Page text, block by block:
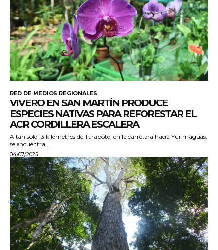
RED DE MEDIOS REGIONALES
VIVERO EN SAN MARTÍN PRODUCE
ESPECIES NATIVAS PARA REFORESTAR EL
ACR CORDILLERA ESCALERA
A tan solo 13 kilómetros de Tarapoto, en la carretera hacia Yurimaguas,
se encuentra...
04/07/2025